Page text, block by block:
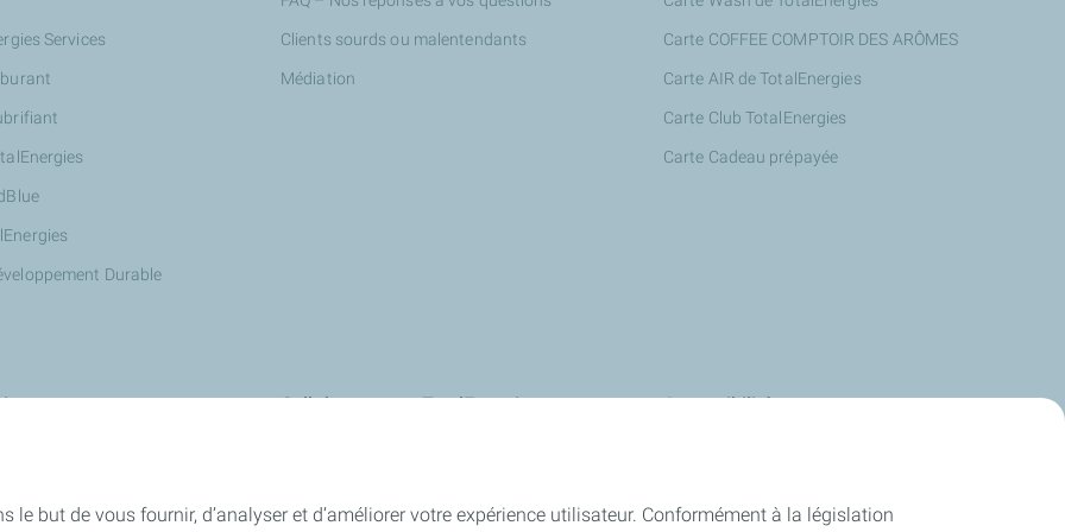
Services
Durable
Clients sourds ou malentendants
Médiation
Carte COFFEE COMPTOIR DES ARÔMES
Carte AIR de TotalEnergies
Carte Club TotalEnergies
Carte Cadeau prépayée
Collaborer avec TotalEnergies Accessibilité
but de vous fournir, d’analyser et d’améliorer votre expérience utilisateur. Conformément à la législation